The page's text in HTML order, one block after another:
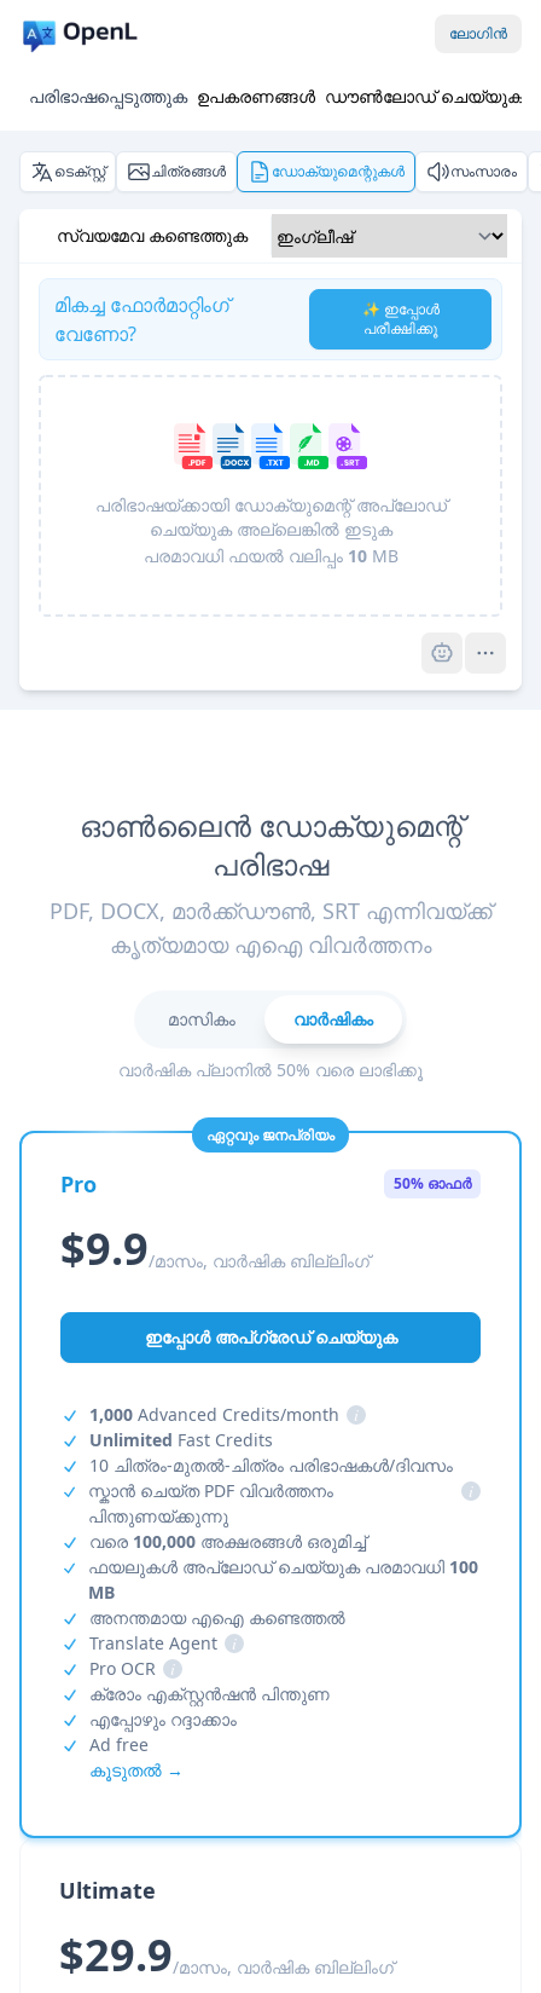
ലോഗിൻ
പരിഭാഷപ്പെടുത്തുക ഉപകരണങ്ങൾ ഡൗൺലോഡ് ചെയ്യുക
ടെക്സ്റ്റ് ചിത്രങ്ങൾ ഡോക്യുമെന്റുകൾ സംസാരം
സ്വയമേവ കണ്ടെത്തുക
മികച്ച ഫോർമാറ്റിംഗ്
വേണോ?
✨ ഇപ്പോൾ
പരീക്ഷിക്കൂ
പരിഭാഷയ്ക്കായി ഡോക്യുമെന്റ് അപ്‌ലോഡ്
ചെയ്യുക അല്ലെങ്കിൽ ഇടുക
പരമാവധി ഫയൽ വലിപ്പം 10MB
ഓൺലൈൻ ഡോക്യുമെന്റ്
പരിഭാഷ
PDF, DOCX, മാർക്ക്ഡൗൺ, SRT എന്നിവയ്ക്ക്
കൃത്യമായ എഐ വിവർത്തനം
മാസികം വാർഷികം
വാർഷിക പ്ലാനിൽ 50% വരെ ലാഭിക്കൂ
ഏറ്റവും ജനപ്രിയം
Pro 50% ഓഫർ
$9.9/മാസം, വാർഷിക ബില്ലിംഗ്
ഇപ്പോൾ അപ്‌ഗ്രേഡ് ചെയ്യുക
1,000 Advanced Credits/month
i
Unlimited Fast Credits
10 ചിത്രം-മുതൽ-ചിത്രം പരിഭാഷകൾ/ദിവസം
സ്കാൻ ചെയ്ത PDF വിവർത്തനം
പിന്തുണയ്ക്കുന്നു
i
വരെ 100,000 അക്ഷരങ്ങൾ ഒരുമിച്ച്
ഫയലുകൾ അപ്‌ലോഡ് ചെയ്യുക പരമാവധി 100
MB
അനന്തമായ എഐ കണ്ടെത്തൽ
Translate Agent
i
Pro OCR
i
ക്രോം എക്സ്റ്റൻഷൻ പിന്തുണ
എപ്പോഴും റദ്ദാക്കാം
Ad free
കൂടുതൽ →
Ultimate
$29.9/മാസം, വാർഷിക ബില്ലിംഗ്